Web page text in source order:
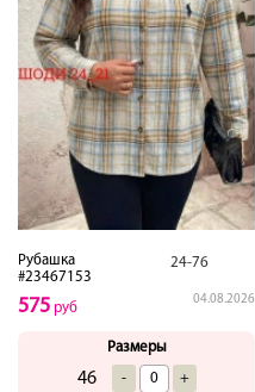
Рубашка
#23467153
24-76
04.08.2026
575 руб
Размеры
46 - +